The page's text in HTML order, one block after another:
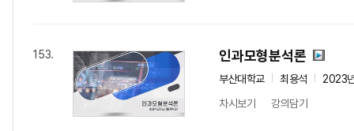
153. 인과모형분석론
부산대학교 최용석
2023
차시보기
강의담기